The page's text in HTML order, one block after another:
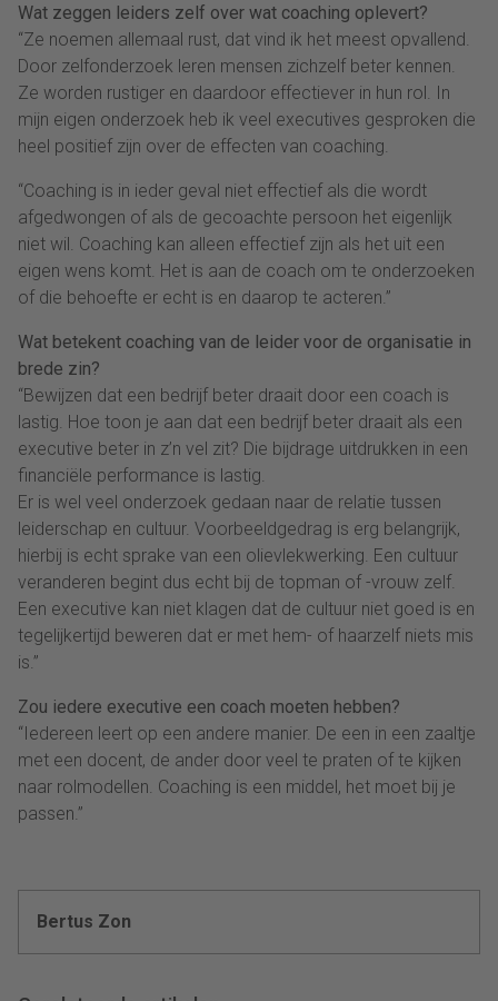
Wat zeggen leiders zelf over wat coaching oplevert?
“Ze noemen allemaal rust, dat vind ik het meest opvallend.
Door zelfonderzoek leren mensen zichzelf beter kennen.
Ze worden rustiger en daardoor effectiever in hun rol. In
mijn eigen onderzoek heb ik veel executives gesproken die
heel positief zijn over de effecten van coaching.
“Coaching is in ieder geval niet effectief als die wordt
afgedwongen of als de gecoachte persoon het eigenlijk
niet wil. Coaching kan alleen effectief zijn als het uit een
eigen wens komt. Het is aan de coach om te onderzoeken
of die behoefte er echt is en daarop te acteren.”
Wat betekent coaching van de leider voor de organisatie in
brede zin?
“Bewijzen dat een bedrijf beter draait door een coach is
lastig. Hoe toon je aan dat een bedrijf beter draait als een
executive beter in z’n vel zit? Die bijdrage uitdrukken in een
financiële performance is lastig.
Er is wel veel onderzoek gedaan naar de relatie tussen
leiderschap en cultuur. Voorbeeldgedrag is erg belangrijk,
hierbij is echt sprake van een olievlekwerking. Een cultuur
veranderen begint dus echt bij de topman of -vrouw zelf.
Een executive kan niet klagen dat de cultuur niet goed is en
tegelijkertijd beweren dat er met hem- of haarzelf niets mis
is.”
Zou iedere executive een coach moeten hebben?
“Iedereen leert op een andere manier. De een in een zaaltje
met een docent, de ander door veel te praten of te kijken
naar rolmodellen. Coaching is een middel, het moet bij je
passen.”
Bertus Zon